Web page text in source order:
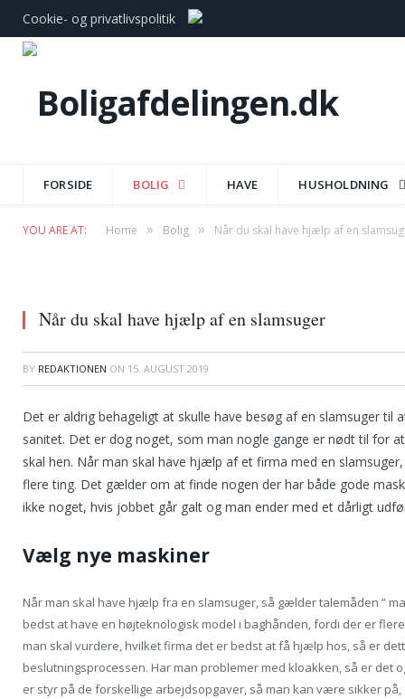
Cookie- og privatlivspolitik
FORSIDE BOLIG HAVE HUSHOLDNING
YOU ARE AT: Home » Bolig » Når du skal have hjælp af en
Når du skal have hjælp af en slamsuger
BY REDAKTIONEN ON 15. AUGUST 2019
Det er aldrig behageligt at skulle have besøg af en slamsuger til
sanitet. Det er dog noget, som man nogle gange er nødt til for
skal hen. Når man skal have hjælp af et firma med en
flere ting. Det gælder om at finde nogen der har både gode
ikke noget, hvis jobbet går galt og man ender med et dårligt
Vælg nye maskiner
Når man skal have hjælp fra en slamsuger, så gælder talemåden ”
bedst at have en højteknologisk model i baghånden, fordi der er
man skal vurdere, hvilket firma det er bedst at få hjælp hos, så er
beslutningsprocessen. Har man problemer med kloakken, så er det
er styr på de forskellige arbejdsopgaver, så man kan være sikker